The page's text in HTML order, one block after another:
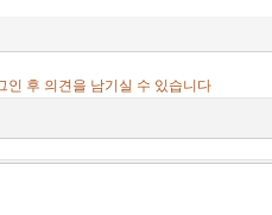
인 후 의견을 남기실 수 있습니다